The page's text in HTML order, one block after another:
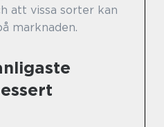
att vissa sorter kan
marknaden.